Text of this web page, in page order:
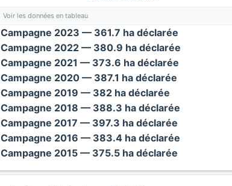
Voir les données en tableau
Campagne 2023 — 361.7 ha déclarée
Campagne 2022 — 380.9 ha déclarée
Campagne 2021 — 373.6 ha déclarée
Campagne 2020 — 387.1 ha déclarée
Campagne 2019 — 382 ha déclarée
Campagne 2018 — 388.3 ha déclarée
Campagne 2017 — 397.3 ha déclarée
Campagne 2016 — 383.4 ha déclarée
Campagne 2015 — 375.5 ha déclarée